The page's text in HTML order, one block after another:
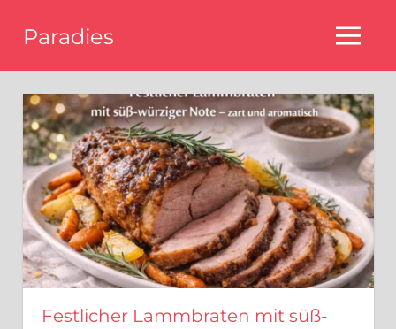
InhaltParadies
in
Wien
MENÜ
Festlicher Lammbraten mit süß-